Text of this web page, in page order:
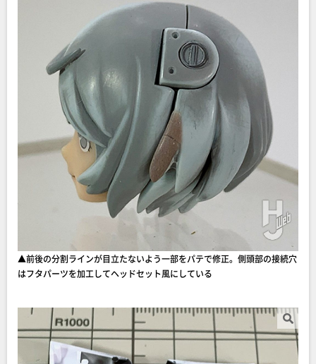
▲前後の分割ラインが目立たないよう一部をパテで修正。側頭部の接続穴
はフタパーツを加工してヘッドセット風にしている